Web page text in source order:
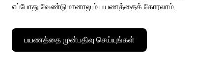
எப்போது வேண்டுமானாலும் பயணத்தைக் கோரலாம்.
பயணத்தை முன்பதிவு செய்யுங்கள்